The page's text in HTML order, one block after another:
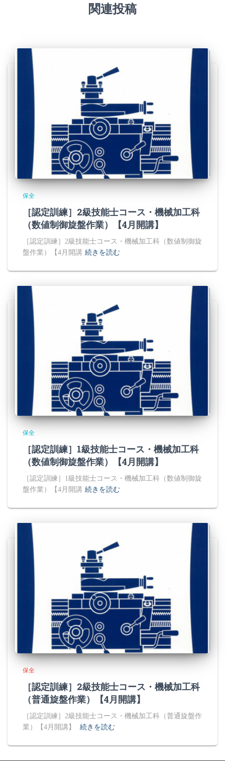
関連投稿
保全
［認定訓練］2級技能士コース・機械加工科
（数値制御旋盤作業）【4月開講】
［認定訓練］2級技能士コース・機械加工科（数値制御旋
盤作業）【4月開講 続きを読む
保全
［認定訓練］1級技能士コース・機械加工科
（数値制御旋盤作業）【4月開講】
［認定訓練］1級技能士コース・機械加工科（数値制御旋
盤作業）【4月開講 続きを読む
保全
［認定訓練］2級技能士コース・機械加工科
（普通旋盤作業）【4月開講】
［認定訓練］2級技能士コース・機械加工科（普通旋盤作
業）【4月開講】
続きを読む